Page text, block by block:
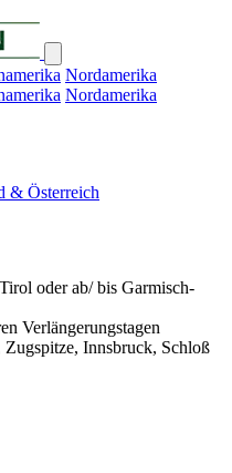
Nordamerika
Nordamerika
& Österreich
oder ab/ bis Garmisch-
Verlängerungstagen
Innsbruck, Schloß